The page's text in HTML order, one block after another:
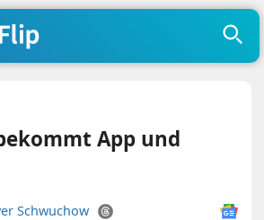
App und
Schwuchow